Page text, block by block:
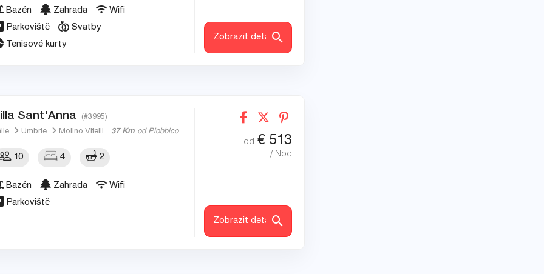
Bazén Zahrada
Wifi
Parkoviště
Svatby
Tenisové kurty
Zobrazit detaily
Sant'Anna (#3995)
Umbrie Molino Vitelli 37 Km od Piobbico
10 4 2
Bazén Zahrada
Wifi
Parkoviště
od € 513
/ Noc
Zobrazit detaily